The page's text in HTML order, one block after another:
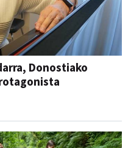
Donostiako